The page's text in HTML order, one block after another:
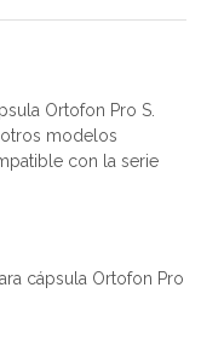
Ortofon Pro S.
modelos
con la serie
cápsula Ortofon Pro